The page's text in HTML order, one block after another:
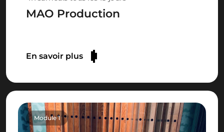
MAO Production
En savoir plus
Module 1